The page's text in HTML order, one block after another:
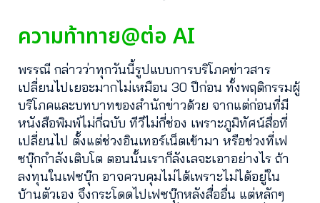
ความท้าทาย@ต่อ AI
พรรณี กล่าวว่าทุกวันนี้รูปแบบการบริโภคข่าวสาร
เปลี่ยนไปเยอะมากไม่เหมือน 30 ปีก่อน ทั้งพฤติกรรมผู้
บริโภคและบทบาทของสำนักข่าวด้วย จากแต่ก่อนที่มี
หนังสือพิมพ์ไม่กี่ฉบับ ทีวีไม่กี่ช่อง เพราะภูมิทัศน์สื่อที่
เปลี่ยนไป ตั้งแต่ช่วงอินเทอร์เน็ตเข้ามา หรือช่วงที่เฟ
ซบุ๊กกำลังเติบโต ตอนนั้นเราก็ลังเลจะเอาอย่างไร ถ้า
ลงทุนในเฟซบุ๊ก อาจควบคุมไม่ได้เพราะไม่ได้อยู่ใน
บ้านตัวเอง จึงกระโดดไปเฟซบุ๊กหลังสื่ออื่น แต่หลักๆ